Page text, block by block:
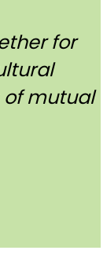
for
mutual